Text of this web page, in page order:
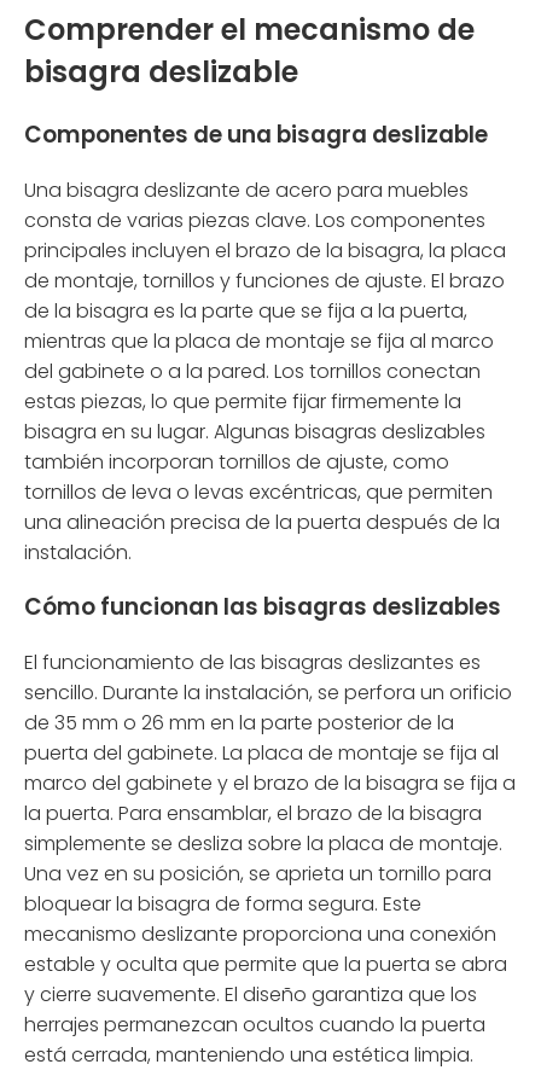
Comprender el mecanismo de
bisagra deslizable
Componentes de una bisagra deslizable
Una bisagra deslizante de acero para muebles
consta de varias piezas clave. Los componentes
principales incluyen el brazo de la bisagra, la placa
de montaje, tornillos y funciones de ajuste. El brazo
de la bisagra es la parte que se fija a la puerta,
mientras que la placa de montaje se fija al marco
del gabinete o a la pared. Los tornillos conectan
estas piezas, lo que permite fijar firmemente la
bisagra en su lugar. Algunas bisagras deslizables
también incorporan tornillos de ajuste, como
tornillos de leva o levas excéntricas, que permiten
una alineación precisa de la puerta después de la
instalación.
Cómo funcionan las bisagras deslizables
El funcionamiento de las bisagras deslizantes es
sencillo. Durante la instalación, se perfora un orificio
de 35 mm o 26 mm en la parte posterior de la
puerta del gabinete. La placa de montaje se fija al
marco del gabinete y el brazo de la bisagra se fija a
la puerta. Para ensamblar, el brazo de la bisagra
simplemente se desliza sobre la placa de montaje.
Una vez en su posición, se aprieta un tornillo para
bloquear la bisagra de forma segura. Este
mecanismo deslizante proporciona una conexión
estable y oculta que permite que la puerta se abra
y cierre suavemente. El diseño garantiza que los
herrajes permanezcan ocultos cuando la puerta
está cerrada, manteniendo una estética limpia.